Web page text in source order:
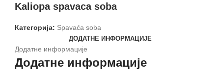
Kaliopa spavaca soba
Категорија: Spavaća soba
ДОДАТНЕ ИНФОРМАЦИЈЕ
Додатне информације
Додатне информације